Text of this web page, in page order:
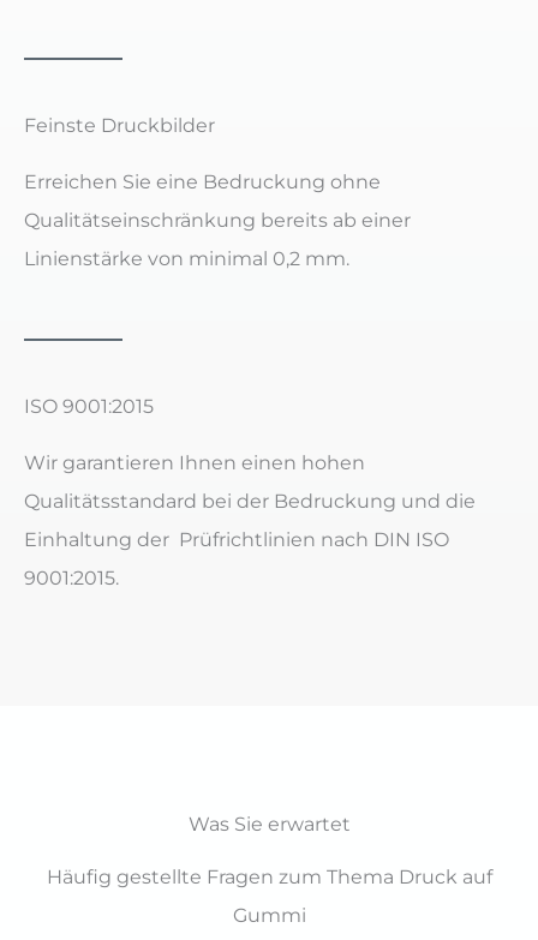
Feinste Druckbilder
Erreichen Sie eine Bedruckung ohne
Qualitätseinschränkung bereits ab einer
Linienstärke von minimal 0,2 mm.
ISO 9001:2015
Wir garantieren Ihnen einen hohen
Qualitätsstandard bei der Bedruckung und die
Einhaltung der Prüfrichtlinien nach DIN ISO
9001:2015.
Was Sie erwartet
Häufig gestellte Fragen zum Thema Druck auf
Gummi